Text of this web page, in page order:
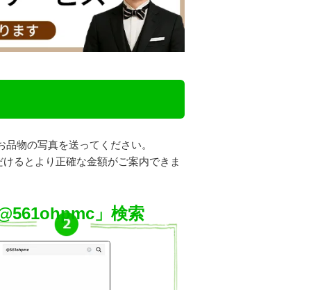
物の写真を送ってください。
るとより正確な金額がご案内できま
」検索